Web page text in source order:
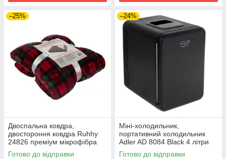
–25%
Двоспальна ковдра,
двостороння ковдра Ruhhy
24826 преміум мікрофібра
160х200
Готово до відправки
–24%
Міні-холодильник,
портативний холодильник
Adler AD 8084 Black 4 літри
охолодження нагрівання
Готово до відправки